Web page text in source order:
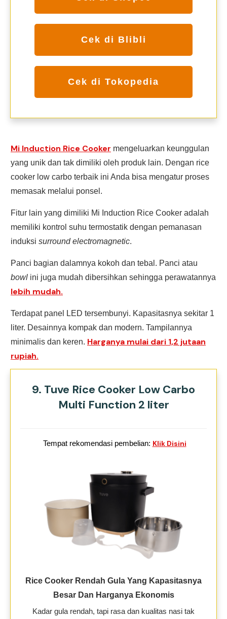
Cek di Blibli
Cek di Tokopedia
Mi Induction Rice Cooker mengeluarkan keunggulan
yang unik dan tak dimiliki oleh produk lain. Dengan rice
cooker low carbo terbaik ini Anda bisa mengatur proses
memasak melalui ponsel.
Fitur lain yang dimiliki Mi Induction Rice Cooker adalah
memiliki kontrol suhu termostatik dengan pemanasan
induksi surround electromagnetic.
Panci bagian dalamnya kokoh dan tebal. Panci atau
bowl ini juga mudah dibersihkan sehingga perawatannya
lebih mudah.
Terdapat panel LED tersembunyi. Kapasitasnya sekitar 1
liter. Desainnya kompak dan modern. Tampilannya
minimalis dan keren. Harganya mulai dari 1,2 jutaan
rupiah.
9. Tuve Rice Cooker Low Carbo
Multi Function 2 liter
Tempat rekomendasi pembelian: Klik Disini
Rice Cooker Rendah Gula Yang Kapasitasnya
Besar Dan Harganya Ekonomis
Kadar gula rendah, tapi rasa dan kualitas nasi tak